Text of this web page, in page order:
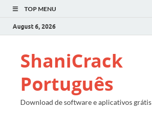
TOP MENU
August 6, 2026
ShaniCrack
Português
Download de software e aplicativos grátis